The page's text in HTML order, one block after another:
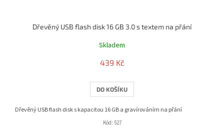
Dřevěný USB flash disk 16 GB 3.0 s textem na přání
Skladem
439 Kč
DO KOŠÍKU
Dřevěný USB flash disk s kapacitou 16 GB a gravírováním na přání
Kód: 527